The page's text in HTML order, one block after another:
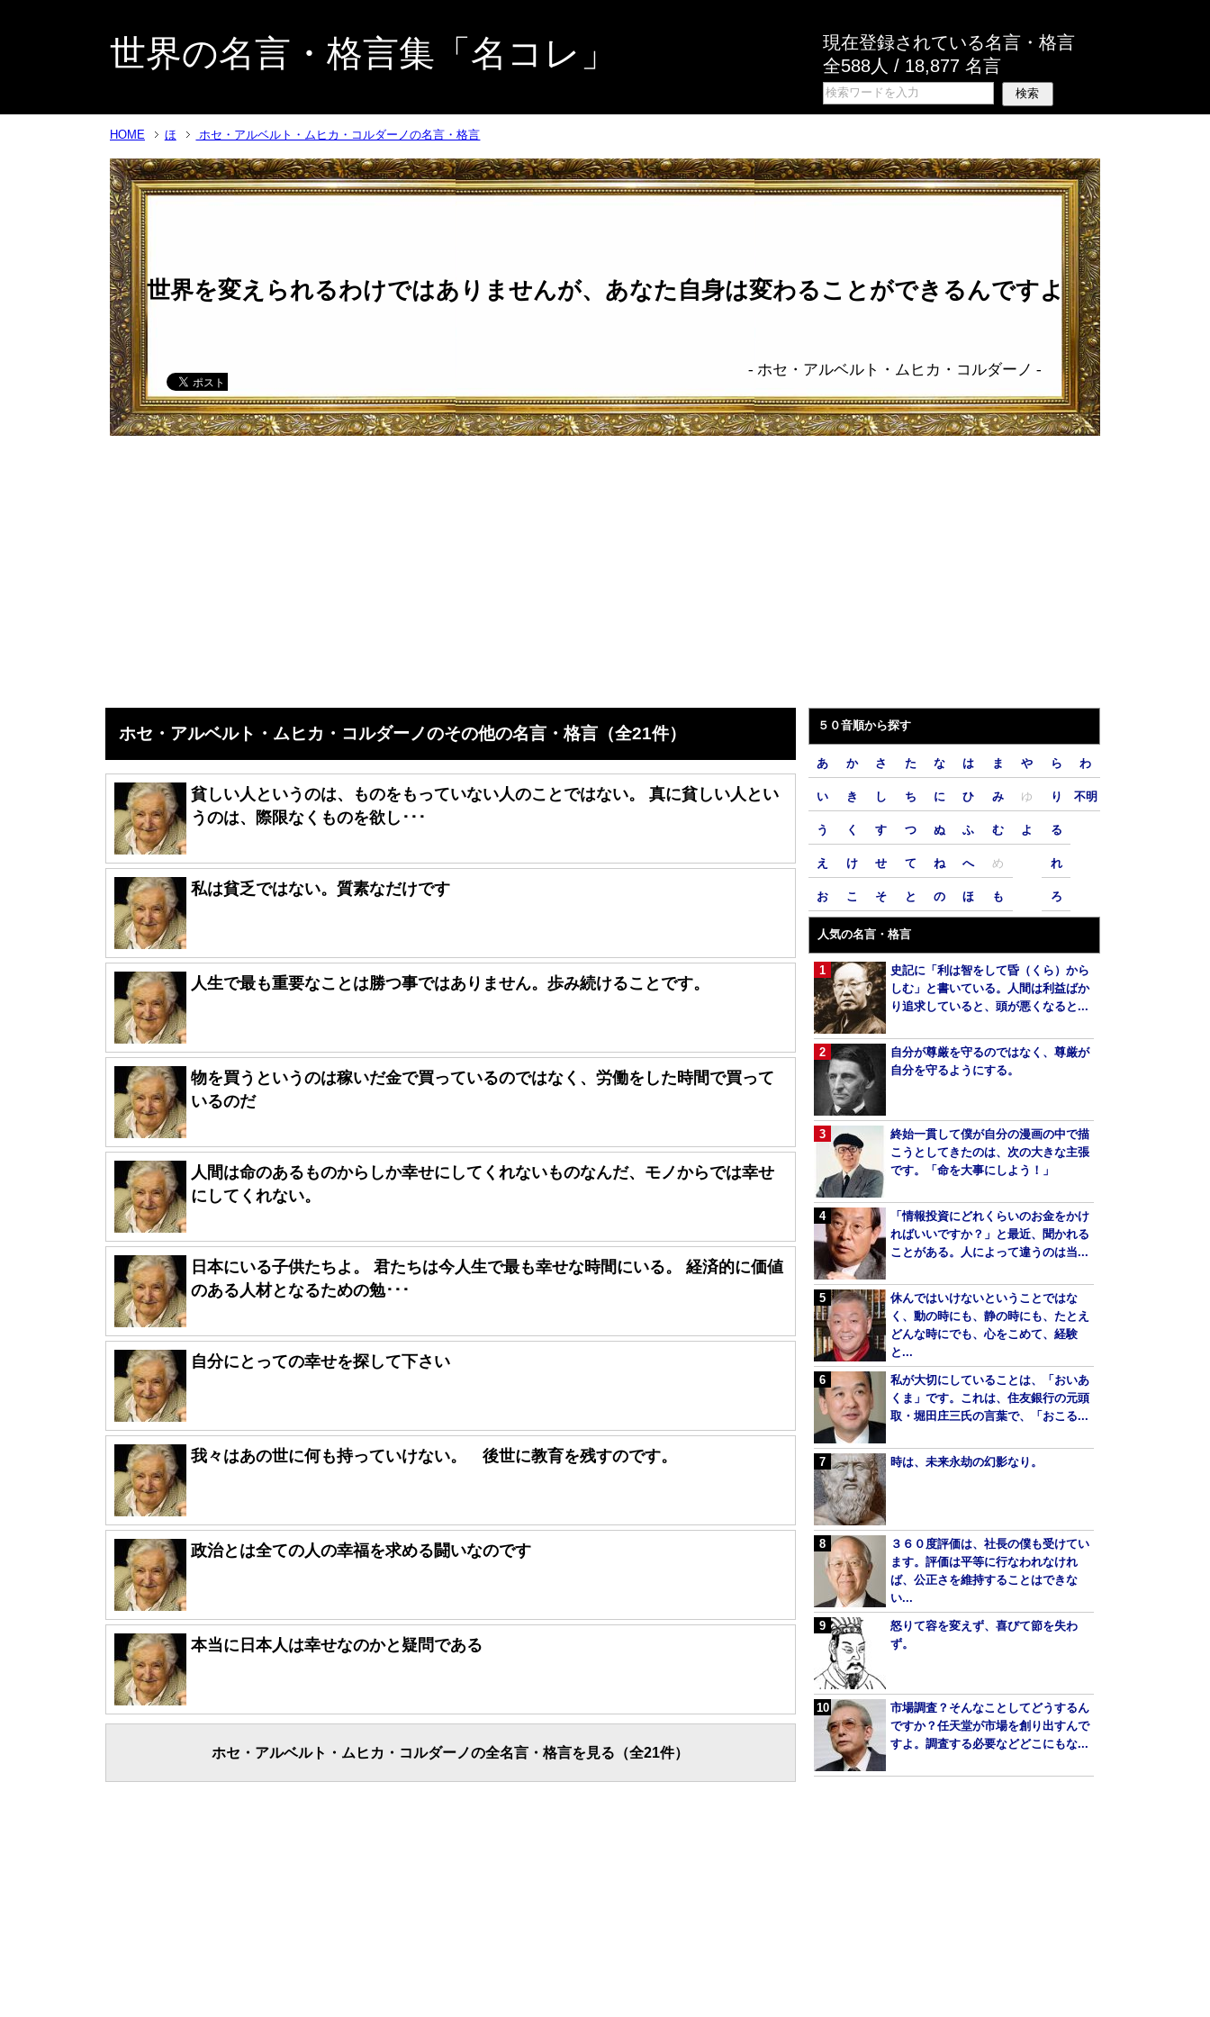
世界の名言・格言集「名コレ」
現在登録されている名言・格言
全588人 / 18,877 名言
HOME ほ ホセ・アルベルト・ムヒカ・コルダーノの名言・格言
世界を変えられるわけではありませんが、あなた自身は変わることができるんですよ
- ホセ・アルベルト・ムヒカ・コルダーノ -
ホセ・アルベルト・ムヒカ・コルダーノのその他の名言・格言（全21件）
貧しい人というのは、ものをもっていない人のことではない。 真に貧しい人とい
うのは、際限なくものを欲し･･･
私は貧乏ではない。質素なだけです
人生で最も重要なことは勝つ事ではありません。歩み続けることです。
物を買うというのは稼いだ金で買っているのではなく、労働をした時間で買って
いるのだ
人間は命のあるものからしか幸せにしてくれないものなんだ、モノからでは幸せ
にしてくれない。
日本にいる子供たちよ。 君たちは今人生で最も幸せな時間にいる。 経済的に価値
のある人材となるための勉･･･
自分にとっての幸せを探して下さい
我々はあの世に何も持っていけない。 後世に教育を残すのです。
政治とは全ての人の幸福を求める闘いなのです
本当に日本人は幸せなのかと疑問である
ホセ・アルベルト・ムヒカ・コルダーノの全名言・格言を見る（全21件）
５０音順から探す
あ
い
う
え
お
か
き
く
け
こ
さ
し
す
せ
そ
た
ち
つ
て
と
な
に
ぬ
ね
の
は
ひ
ふ
へ
ほ
ま
み
む
め
も
や
ゆ
よ
ら
り
る
れ
ろ
わ
不明
人気の名言・格言
史記に「利は智をして昏（くら）から
しむ」と書いている。人間は利益ばか
り追求していると、頭が悪くなると...
自分が尊厳を守るのではなく、尊厳が
自分を守るようにする。
終始一貫して僕が自分の漫画の中で描
こうとしてきたのは、次の大きな主張
です。「命を大事にしよう！」
「情報投資にどれくらいのお金をかけ
ればいいですか？」と最近、聞かれる
ことがある。人によって違うのは当...
休んではいけないということではな
く、動の時にも、静の時にも、たとえ
どんな時にでも、心をこめて、経験
と...
私が大切にしていることは、「おいあ
くま」です。これは、住友銀行の元頭
取・堀田庄三氏の言葉で、「おこる...
時は、未来永劫の幻影なり。
３６０度評価は、社長の僕も受けてい
ます。評価は平等に行なわれなけれ
ば、公正さを維持することはできな
い...
怒りて容を変えず、喜びて節を失わ
ず。
市場調査？そんなことしてどうするん
ですか？任天堂が市場を創り出すんで
すよ。調査する必要などどこにもな...